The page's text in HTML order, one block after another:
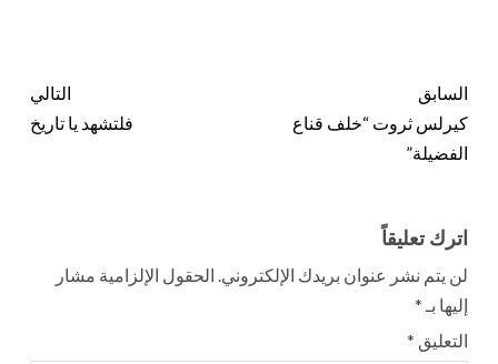
السابق
كيرلس ثروت “خلف قناع
الفضيلة”
التالي
فلتشهد يا تاريخ
اترك تعليقاً
لن يتم نشر عنوان بريدك الإلكتروني. الحقول الإلزامية مشار
إليها بـ *
التعليق *